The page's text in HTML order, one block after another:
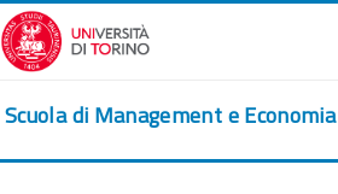
Passer au contenu principal
Scuola di Management e Economia